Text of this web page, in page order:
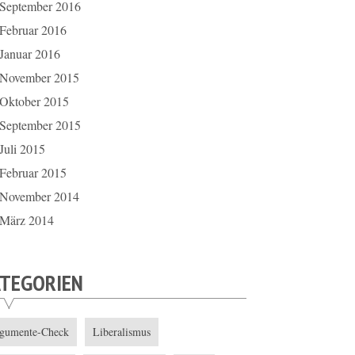
2016
2016
2016
2015
2015
2015
2015
2015
2014
2014
Check Liberalismus